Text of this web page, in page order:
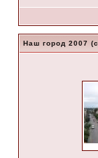
Наш город 2007